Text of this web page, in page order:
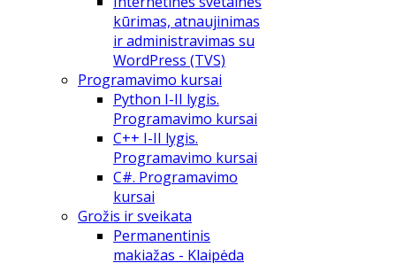
kūrimas, atnaujinimas
ir administravimas su
WordPress (TVS)
Programavimo kursai
Python I-II lygis.
Programavimo kursai
C++ I-II lygis.
Programavimo kursai
C#. Programavimo
kursai
Grožis ir sveikata
Permanentinis
makiažas - Klaipėda